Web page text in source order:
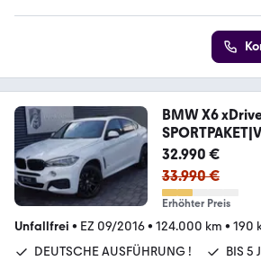
BMW X6
A|H&K
32.990 €
33.990 €
Erhöhter Preis
Unfallfrei • EZ 09/2016• 124.000 km • 190
DEUTSCHE AUSFÜHRUNG !
BIS 5